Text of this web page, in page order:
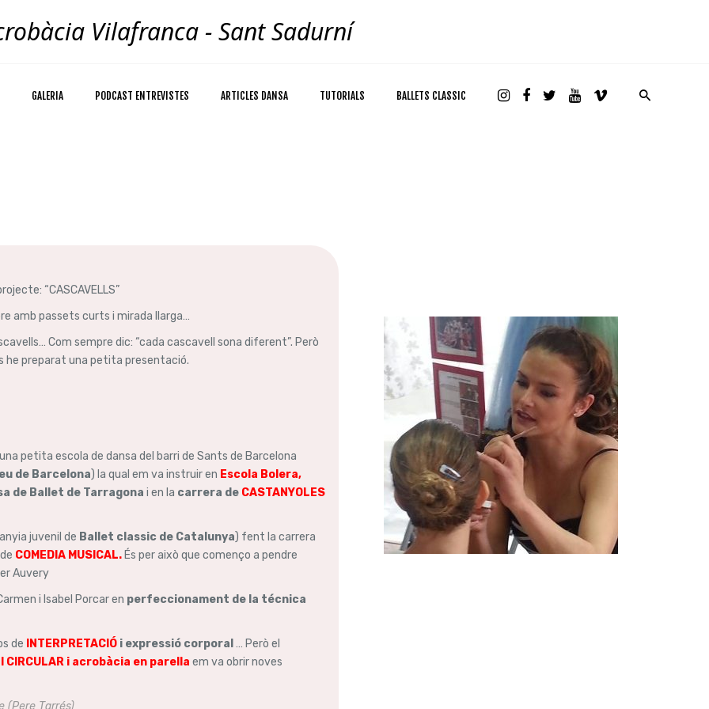
Vilafranca - Sant Sadurní
GALERIA PODCAST ENTREVISTES ARTICLES DANSA TUTORIALS BALLETS CLASSIC
“CASCAVELLS”
amb passets curts i mirada llarga…
Com sempre dic: “cada cascavell sona diferent”. Però
he preparat una petita presentació.
petita escola de dansa del barri de Sants de Barcelona
de Barcelona) la qual em va instruir en Escola Bolera,
de Ballet de Tarragona i en la carrera de CASTANYOLES
juvenil de Ballet classic de Catalunya) fent la carrera
COMEDIA MUSICAL. És per això que començo a pendre
Auvery
i Isabel Porcar en perfeccionament de la técnica
de INTERPRETACIÓ i expressió corporal … Però el
CIRCULAR i acrobàcia en parella em va obrir noves
(Pere Tarrés)